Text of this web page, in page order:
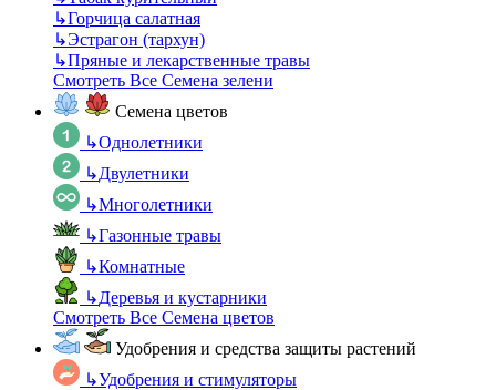
↳Горчица салатная
↳Эстрагон (тархун)
↳Пряные и лекарственные травы
Смотреть Все Семена зелени
Семена цветов
↳Однолетники
↳Двулетники
↳Многолетники
↳Газонные травы
↳Комнатные
↳Деревья и кустарники
Смотреть Все Семена цветов
Удобрения и средства защиты растений
↳Удобрения и стимуляторы